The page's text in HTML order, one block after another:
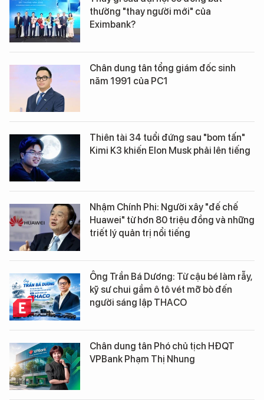
thường "thay người mới" của
Eximbank?
Chân dung tân tổng giám đốc sinh
năm 1991 của PC1
Thiên tài 34 tuổi đứng sau "bom tấn"
Kimi K3 khiến Elon Musk phải lên tiếng
Nhậm Chính Phi: Người xây "đế chế
Huawei" từ hơn 80 triệu đồng và những
triết lý quản trị nổi tiếng
Ông Trần Bá Dương: Từ cậu bé làm rẫy,
kỹ sư chui gầm ô tô vét mỡ bò đến
người sáng lập THACO
Chân dung tân Phó chủ tịch HĐQT
VPBank Phạm Thị Nhung